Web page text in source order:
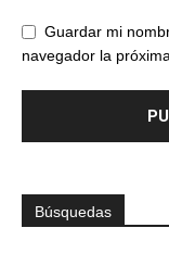
Guardar mi
navegador la
Búsquedas